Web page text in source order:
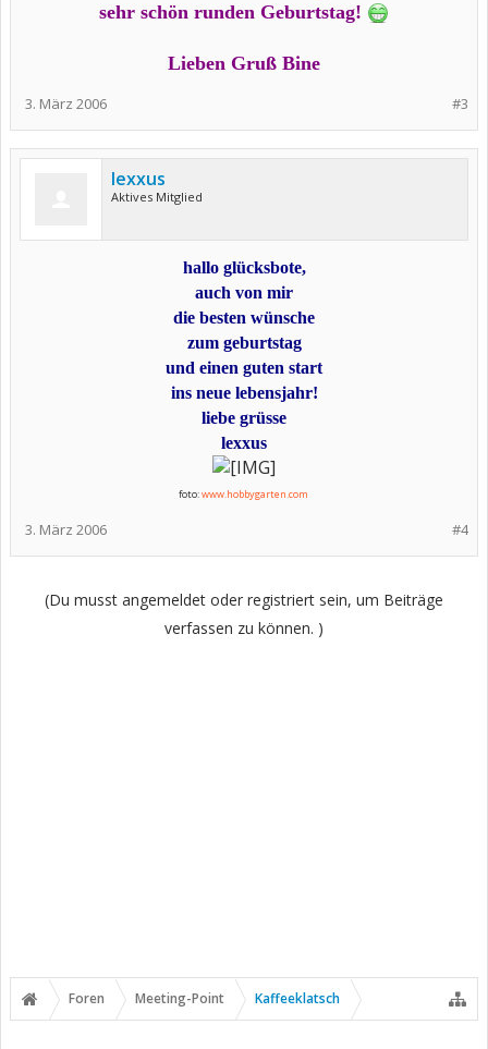
sehr schön runden Geburtstag!
Lieben Gruß Bine
#3
3. März 2006
lexxus
Aktives Mitglied
hallo glücksbote,
auch von mir
die besten wünsche
zum geburtstag
und einen guten start
ins neue lebensjahr!
liebe grüsse
lexxus
foto:www.hobbygarten.com
#4
3. März 2006
(Du musst angemeldet oder registriert sein, um Beiträge
verfassen zu können. )
Foren Meeting-Point Kaffeeklatsch